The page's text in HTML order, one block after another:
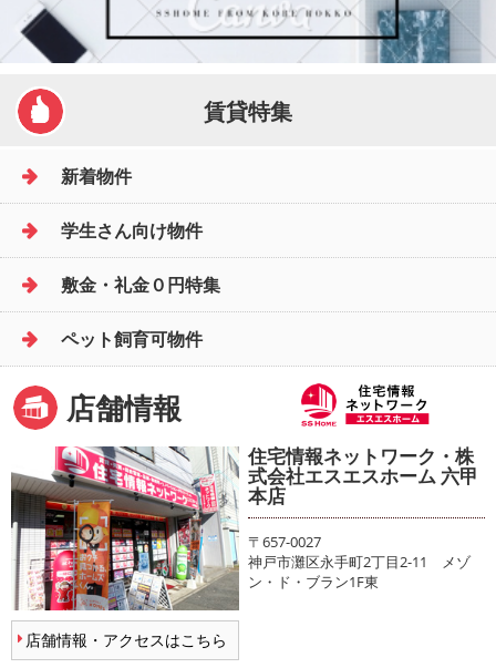
賃貸特集
新着物件
学生さん向け物件
敷金・礼金０円特集
ペット飼育可物件
店舗情報
店舗情報・アクセスはこちら
住宅情報ネットワーク・株
式会社エスエスホーム 六甲
本店
〒657-0027
神戸市灘区永手町2丁目2-11 メゾ
ン・ド・ブラン1F東